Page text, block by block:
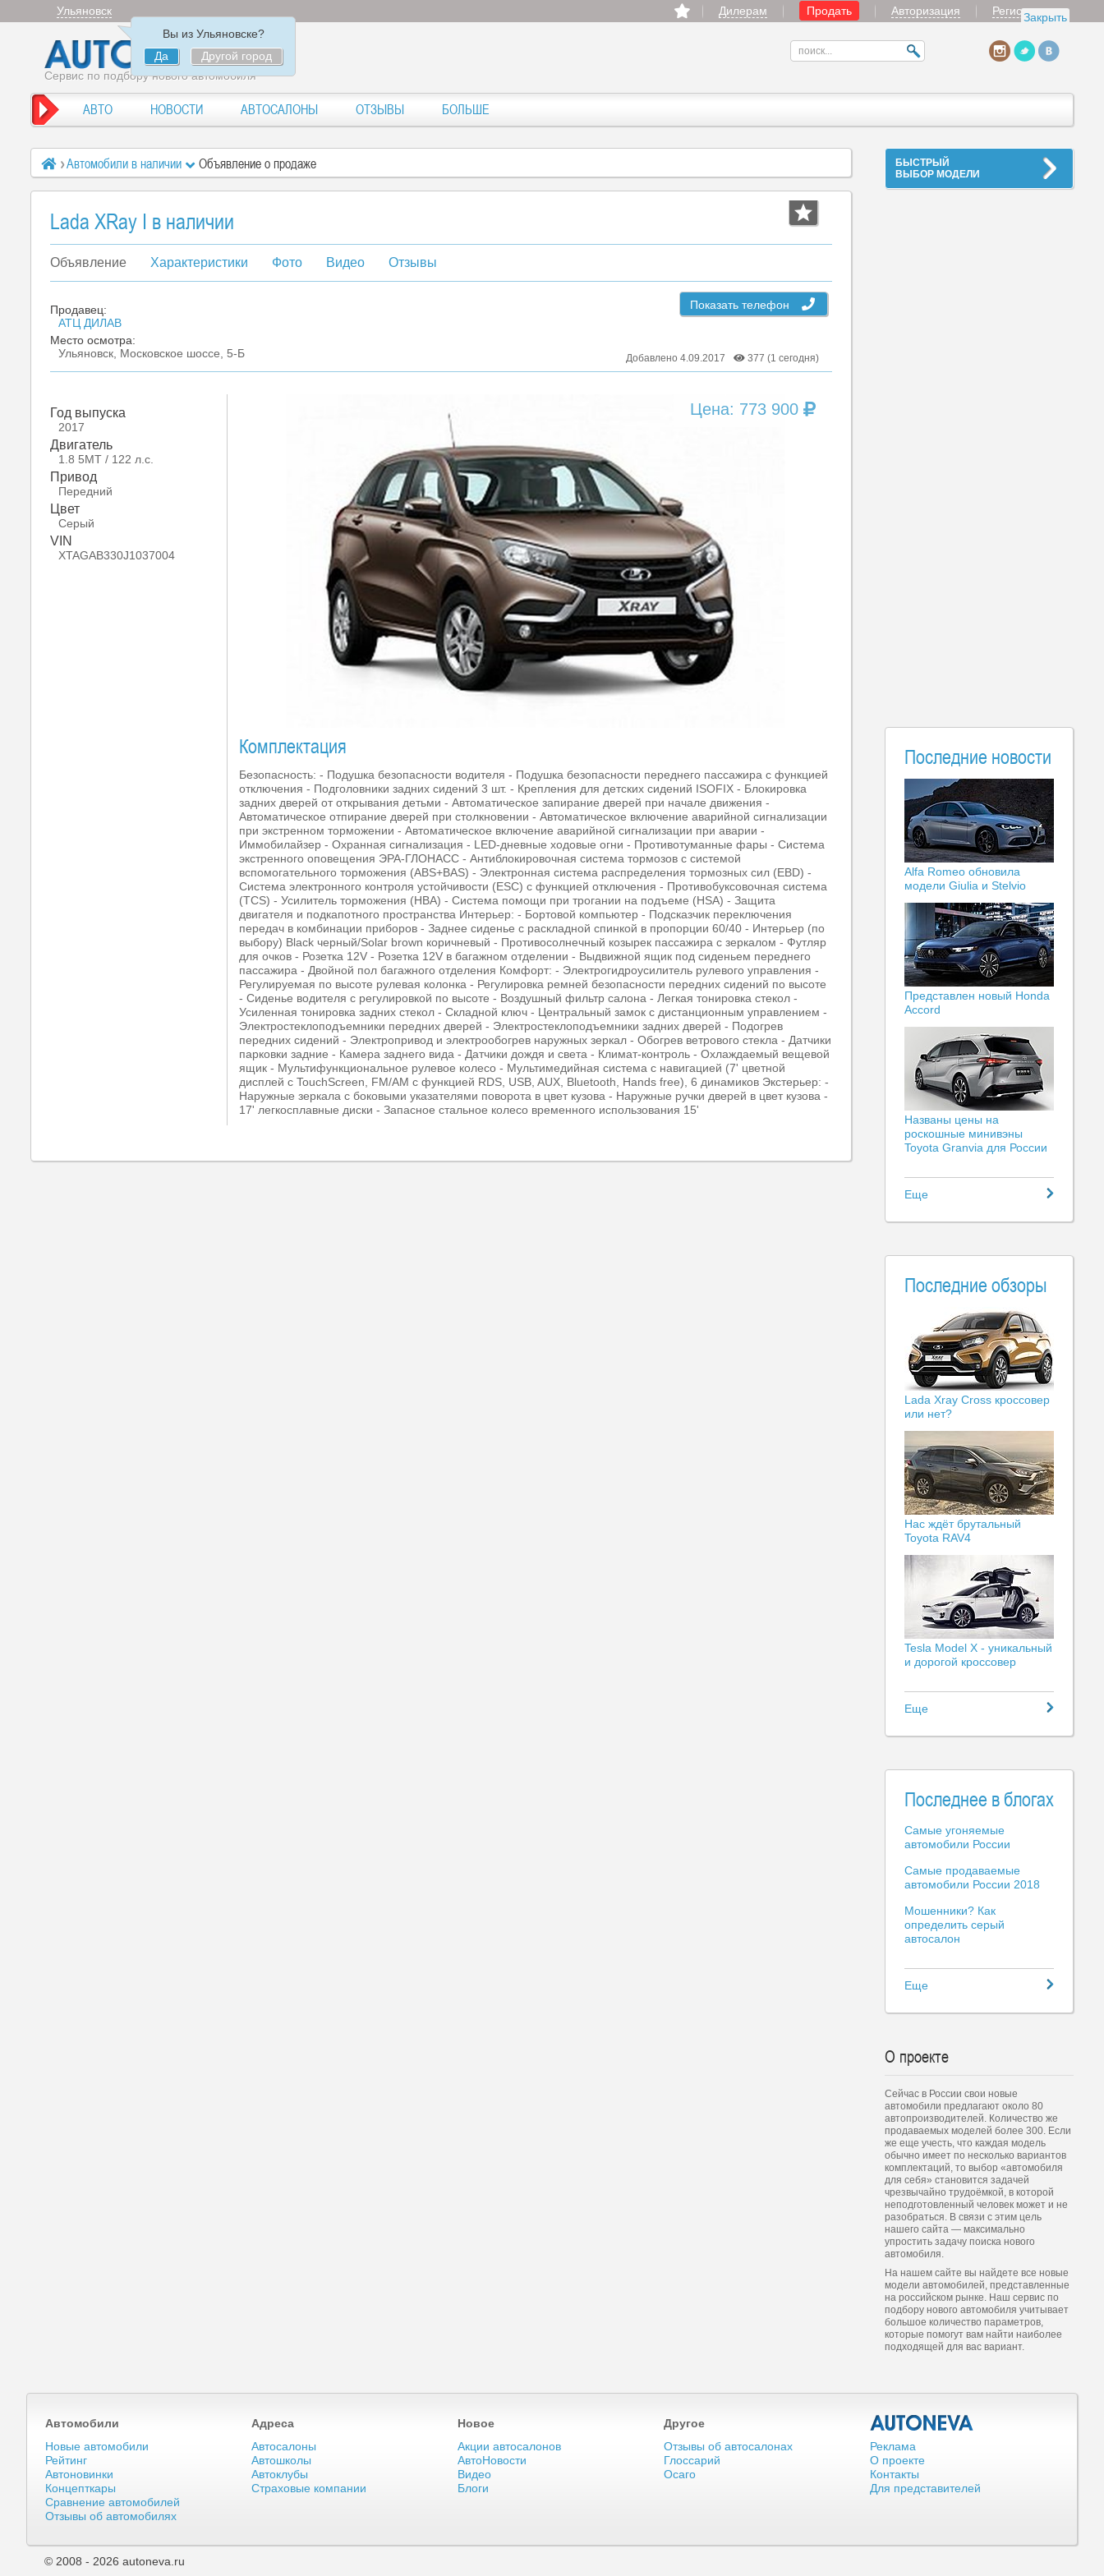
Закрыть
Ульяновск
Вы из Ульяновске?
Да
Другой город
Дилерам Продать Авторизация Регистрация
Сервис по подбору нового автомобиля
АВТО НОВОСТИ АВТОСАЛОНЫ ОТЗЫВЫ БОЛЬШЕ
БЫСТРЫЙ
ВЫБОР МОДЕЛИ
Последние новости
Alfa Romeo обновила
модели Giulia и Stelvio
Представлен новый Honda
Accord
Названы цены на
роскошные минивэны
Toyota Granvia для России
Еще
Последние обзоры
Lada Xray Cross кроссовер
или нет?
Нас ждёт брутальный
Toyota RAV4
Tesla Model X - уникальный
и дорогой кроссовер
Еще
Последнее в блогах
Самые угоняемые
автомобили России
Самые продаваемые
автомобили России 2018
Мошенники? Как
определить серый
автосалон
Еще
О проекте
Сейчас в России свои новые
автомобили предлагают около 80
автопроизводителей. Количество же
продаваемых моделей более 300. Если
же еще учесть, что каждая модель
обычно имеет по несколько вариантов
комплектаций, то выбор «автомобиля
для себя» становится задачей
чрезвычайно трудоёмкой, в которой
неподготовленный человек может и не
разобраться. В связи с этим цель
нашего сайта — максимально
упростить задачу поиска нового
автомобиля.
На нашем сайте вы найдете все новые
модели автомобилей, представленные
на российском рынке. Наш сервис по
подбору нового автомобиля учитывает
большое количество параметров,
которые помогут вам найти наиболее
подходящей для вас вариант.
Автомобили в наличии Объявление о продаже
Lada XRay I в наличии
Объявление Характеристики Фото Видео Отзывы
Продавец:
АТЦ ДИЛАВ
Место осмотра:
Ульяновск, Московское шоссе, 5-Б
Показать телефон
Добавлено 4.09.2017 377 (1 сегодня)
Год выпуска
2017
Двигатель
1.8 5MT / 122 л.с.
Привод
Передний
Цвет
Серый
VIN
XTAGAB330J1037004
Цена: 773 900
Комплектация
Безопасность: - Подушка безопасности водителя - Подушка безопасности переднего пассажира с функцией
отключения - Подголовники задних сидений 3 шт. - Крепления для детских сидений ISOFIX - Блокировка
задних дверей от открывания детьми - Автоматическое запирание дверей при начале движения -
Автоматическое отпирание дверей при столкновении - Автоматическое включение аварийной сигнализации
при экстренном торможении - Автоматическое включение аварийной сигнализации при аварии -
Иммобилайзер - Охранная сигнализация - LED-дневные ходовые огни - Противотуманные фары - Система
экстренного оповещения ЭРА-ГЛОНАСС - Антиблокировочная система тормозов с системой
вспомогательного торможения (ABS+BAS) - Электронная система распределения тормозных сил (EBD) -
Система электронного контроля устойчивости (ESC) с функцией отключения - Противобуксовочная система
(TCS) - Усилитель торможения (HBA) - Система помощи при трогании на подъеме (HSА) - Защита
двигателя и подкапотного пространства Интерьер: - Бортовой компьютер - Подсказчик переключения
передач в комбинации приборов - Заднее сиденье с раскладной спинкой в пропорции 60/40 - Интерьер (по
выбору) Black черный/Solar brown коричневый - Противосолнечный козырек пассажира с зеркалом - Футляр
для очков - Розетка 12V - Розетка 12V в багажном отделении - Выдвижной ящик под сиденьем переднего
пассажира - Двойной пол багажного отделения Комфорт: - Электрогидроусилитель рулевого управления -
Регулируемая по высоте рулевая колонка - Регулировка ремней безопасности передних сидений по высоте
- Сиденье водителя с регулировкой по высоте - Воздушный фильтр салона - Легкая тонировка стекол -
Усиленная тонировка задних стекол - Складной ключ - Центральный замок с дистанционным управлением -
Электростеклоподъемники передних дверей - Электростеклоподъемники задних дверей - Подогрев
передних сидений - Электропривод и электрообогрев наружных зеркал - Обогрев ветрового стекла - Датчики
парковки задние - Камера заднего вида - Датчики дождя и света - Климат-контроль - Охлаждаемый вещевой
ящик - Мультифункциональное рулевое колесо - Мультимедийная система с навигацией (7' цветной
дисплей с TouchScreen, FM/AM с функцией RDS, USB, AUX, Bluetooth, Hands free), 6 динамиков Экстерьер: -
Наружные зеркала с боковыми указателями поворота в цвет кузова - Наружные ручки дверей в цвет кузова -
17' легкосплавные диски - Запасное стальное колесо временного использования 15'
Автомобили Адреса Новое
Другое
Новые автомобили
Рейтинг
Автоновинки
Концепткары
Сравнение автомобилей
Отзывы об автомобилях
Автосалоны
Автошколы
Автоклубы
Страховые компании
Акции автосалонов
АвтоНовости
Видео
Блоги
Отзывы об автосалонах
Глоссарий
Осаго
Реклама
О проекте
Контакты
Для представителей
© 2008 - 2026 autoneva.ru